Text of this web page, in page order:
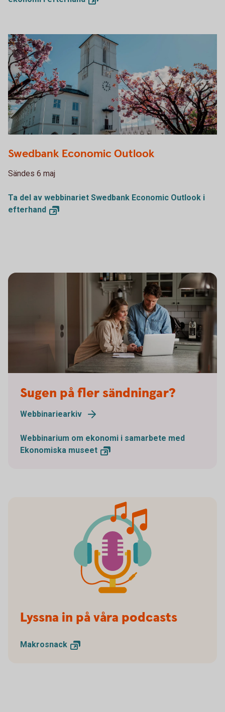
Swedbank Economic Outlook
Sändes 6 maj
Ta del av webbinariet Swedbank Economic Outlook i
efterhand
Sugen på fler sändningar?
Webbinariearkiv
Webbinarium om ekonomi i samarbete med
Ekonomiska museet
Lyssna in på våra podcasts
Makrosnack